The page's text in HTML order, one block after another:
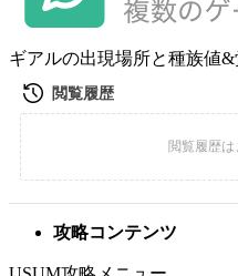
ギアルの出現場所と種族値
攻略コンテンツ